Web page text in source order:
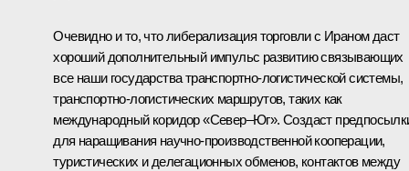
Очевидно и то, что либерализация торговли с Ираном даст
хороший дополнительный импульс развитию связывающих
все наши государства транспортно-логистической системы,
транспортно-логистических маршрутов, таких как
международный коридор «Север–Юг». Создаст
для наращивания научно-производственной кооперации,
туристических и делегационных обменов, контактов между